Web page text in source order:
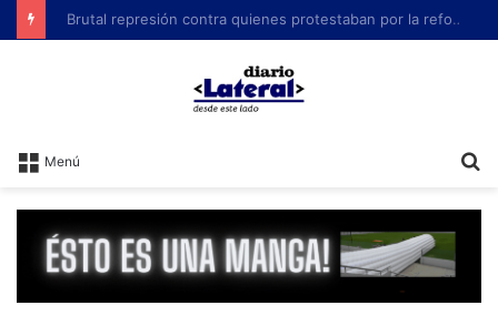
Brutal represión contra quienes protestaban por la reforma laboral de Milei
Menú